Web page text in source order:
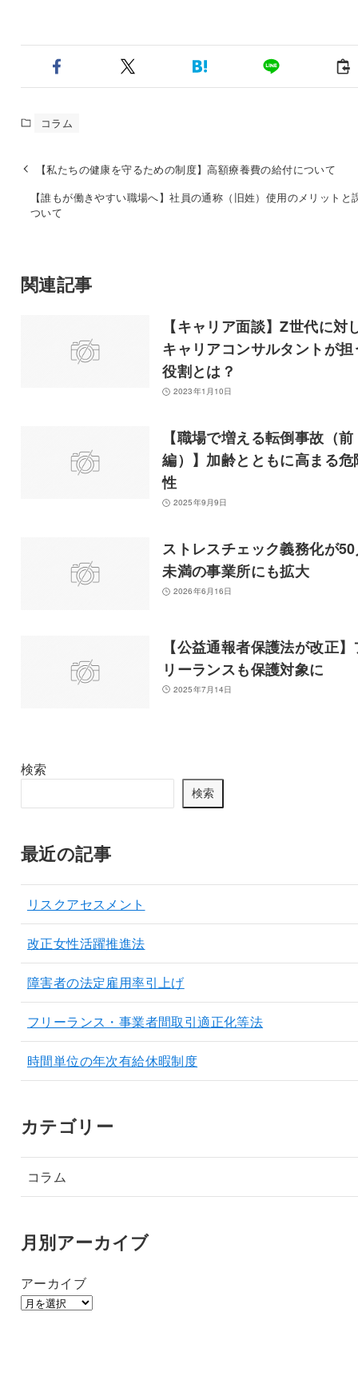
コラム
【私たちの健康を守るための制度】高額療養費の給付について
【誰もが働きやすい職場へ】社員の通称（旧姓）使用のメリットと
ついて
関連記事
【キャリア面談】Z世代に対
キャリアコンサルタントが担
役割とは？
2023年1月10日
【職場で増える転倒事故（前
編）】加齢とともに高まる危
性
2025年9月9日
ストレスチェック義務化が
未満の事業所にも拡大
2026年6月16日
【公益通報者保護法が改正】
リーランスも保護対象に
2025年7月14日
検索
検索
最近の記事
リスクアセスメント
改正女性活躍推進法
障害者の法定雇用率引上げ
フリーランス・事業者間取引適正化等法
時間単位の年次有給休暇制度
カテゴリー
コラム
月別アーカイブ
アーカイブ